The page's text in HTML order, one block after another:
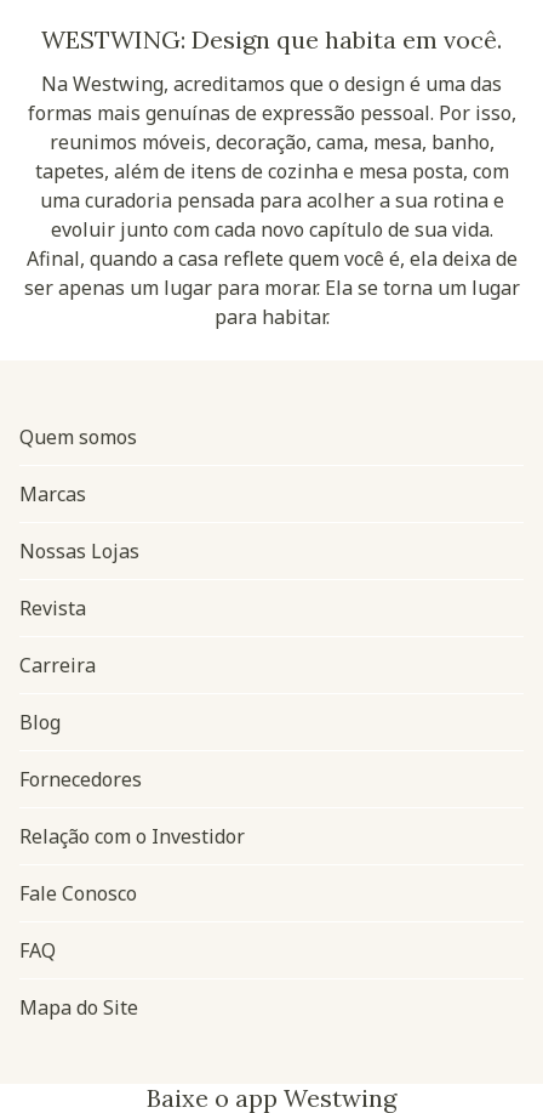
WESTWING: Design que habita em você.
Na Westwing, acreditamos que o design é uma das
formas mais genuínas de expressão pessoal. Por isso,
reunimos móveis, decoração, cama, mesa, banho,
tapetes, além de itens de cozinha e mesa posta, com
uma curadoria pensada para acolher a sua rotina e
evoluir junto com cada novo capítulo de sua vida.
Afinal, quando a casa reflete quem você é, ela deixa de
ser apenas um lugar para morar. Ela se torna um lugar
para habitar.
Navegação do rodapé
Quem somos
Marcas
Nossas Lojas
Revista
Carreira
Blog
Fornecedores
Relação com o Investidor
Fale Conosco
FAQ
Mapa do Site
Baixe o app Westwing